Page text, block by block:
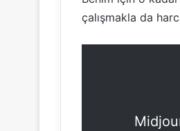
çalışmakla da